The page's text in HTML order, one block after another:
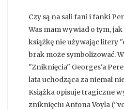
Czy są na sali fani i fanki
Was mam wywiad o tym,
książkę nie używając litery
brak może symbolizować.
"Zniknięcia" Georges'a
lata uchodząca za niemal
Książka opisuje tragiczne
zniknięciu Antona Voyla